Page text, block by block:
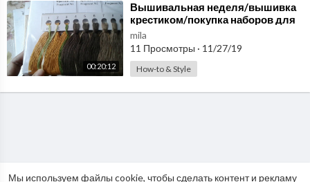
Мы используем файлы cookie, чтобы сделать контент и рекламу
00:20:12
⁣Вышивальная неделя/вышивка
крестиком/покупка наборов для
вышивания
mila
11 Просмотры · 11/27/19
How-to & Style